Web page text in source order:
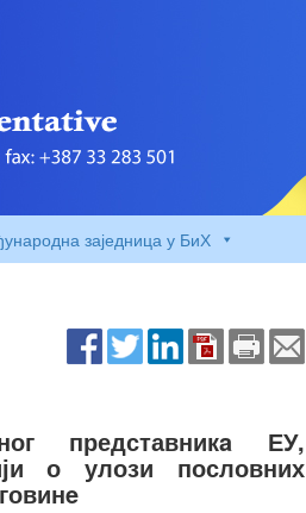
заједница у БиХ
представникa ЕУ,
о улози пословних